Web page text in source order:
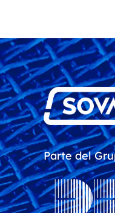
Parte del